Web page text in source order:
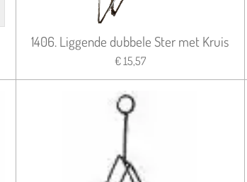
1406. Liggende dubbele Ster met Kruis
€ 15,57